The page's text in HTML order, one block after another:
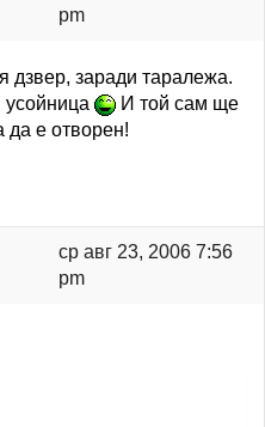
pm
дзвер, заради таралежа.
И той сам ще
да е отворен!
ср авг 23, 2006 7:56
pm